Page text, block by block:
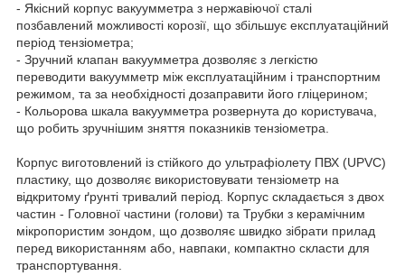
- Якісний корпус вакуумметра з нержавіючої сталі
позбавлений можливості корозії, що збільшує експлуатаційний
період тензіометра;
- Зручний клапан вакуумметра дозволяє з легкістю
переводити вакуумметр між експлуатаційним і транспортним
режимом, та за необхідності дозаправити його гліцерином;
- Кольорова шкала вакуумметра розвернута до користувача,
що робить зручнішим зняття показників тензіометра.
Корпус виготовлений із стійкого до ультрафіолету ПВХ (UPVC)
пластику, що дозволяє використовувати тензіометр на
відкритому ґрунті тривалий період. Корпус складається з двох
частин - Головної частини (голови) та Трубки з керамічним
мікропористим зондом, що дозволяє швидко зібрати прилад
перед використанням або, навпаки, компактно скласти для
транспортування.